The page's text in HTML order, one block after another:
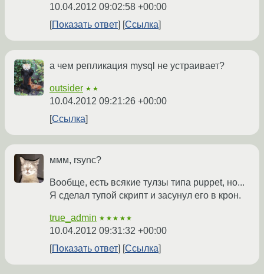
10.04.2012 09:02:58 +00:00
Показать ответ
Ссылка
а чем репликация mysql не устраивает?
outsider ★★
10.04.2012 09:21:26 +00:00
Ссылка
ммм, rsync?
Вообще, есть всякие тулзы типа puppet, но...
Я сделал тупой скрипт и засунул его в крон.
true_admin ★★★★★
10.04.2012 09:31:32 +00:00
Показать ответ
Ссылка